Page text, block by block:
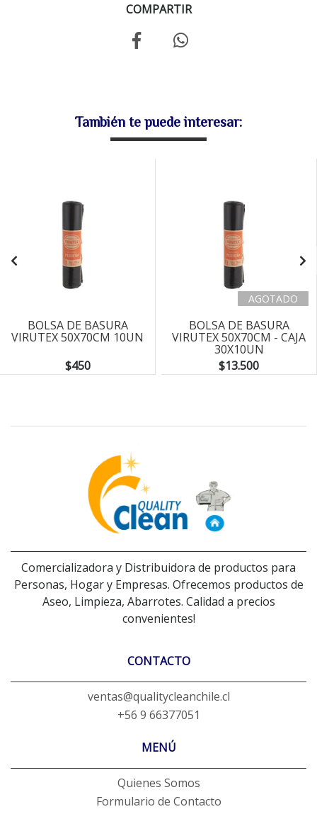
COMPARTIR
También te puede interesar:
BOLSA DE BASURA
VIRUTEX 50X70CM 10UN
$450
AGOTADO
BOLSA DE BASURA
VIRUTEX 50X70CM - CAJA
30X10UN
$13.500
Comercializadora y Distribuidora de productos para
Personas, Hogar y Empresas. Ofrecemos productos de
Aseo, Limpieza, Abarrotes. Calidad a precios
convenientes!
CONTACTO
ventas@qualitycleanchile.cl
+56 9 66377051
MENÚ
Quienes Somos
Formulario de Contacto